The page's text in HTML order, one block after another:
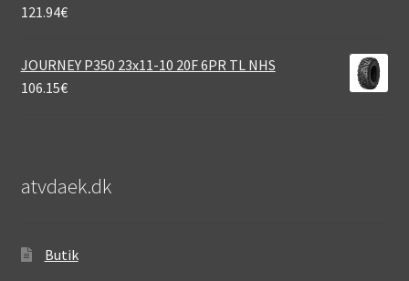
121.94€
JOURNEY P350 23x11-10 20F 6PR TL NHS
106.15€
atvdaek.dk
Butik